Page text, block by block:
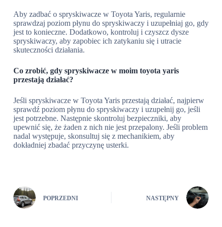
Aby zadbać o spryskiwacze w Toyota Yaris, regularnie
sprawdzaj poziom płynu do spryskiwaczy i uzupełniaj go, gdy
jest to konieczne. Dodatkowo, kontroluj i czyszcz dysze
spryskiwaczy, aby zapobiec ich zatykaniu się i utracie
skuteczności działania.
Co zrobić, gdy spryskiwacze w moim toyota yaris
przestają działać?
Jeśli spryskiwacze w Toyota Yaris przestają działać, najpierw
sprawdź poziom płynu do spryskiwaczy i uzupełnij go, jeśli
jest potrzebne. Następnie skontroluj bezpieczniki, aby
upewnić się, że żaden z nich nie jest przepalony. Jeśli problem
nadal występuje, skonsultuj się z mechanikiem, aby
dokładniej zbadać przyczynę usterki.
POPRZEDNI NASTĘPNY